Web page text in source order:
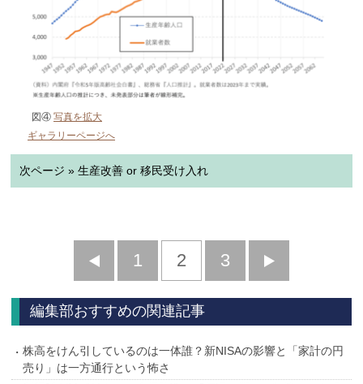
図④ 写真を拡大
ギャラリーページへ
次ページ » 生産改善 or 移民受け入れ
前
へ
1 2 3
へ
編集部おすすめの関連記事
株高をけん引しているのは一体誰？新NISAの影響と「家計の円
売り」は一方通行という怖さ